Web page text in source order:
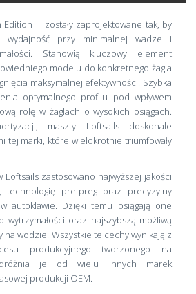
Edition III zostały zaprojektowane tak, by
wydajność przy minimalnej wadze i
Stanowią kluczowy element
modelu do konkretnego żagla
maksymalnej efektywności. Szybka
optymalnego profilu pod wpływem
rolę w żaglach o wysokich osiągach.
maszty Loftsails doskonale
tej marki, które wielokrotnie triumfowały
zastosowano najwyższej jakości
technologię pre-preg oraz precyzyjny
autoklawie. Dzięki temu osiągają one
wytrzymałości oraz najszybszą możliwą
na wodzie. Wszystkie te cechy wynikają z
produkcyjnego tworzonego na
je od wielu innych marek
produkcji OEM.